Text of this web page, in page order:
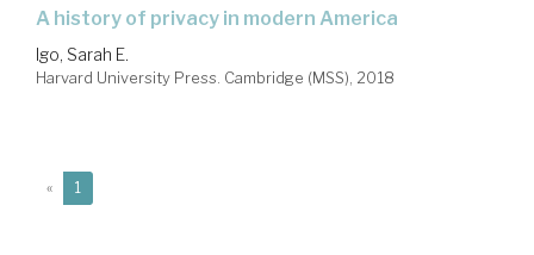
a history of privacy in modern America
Igo, Sarah E.
Harvard University Press. Cambridge (MSS), 2018
« 1